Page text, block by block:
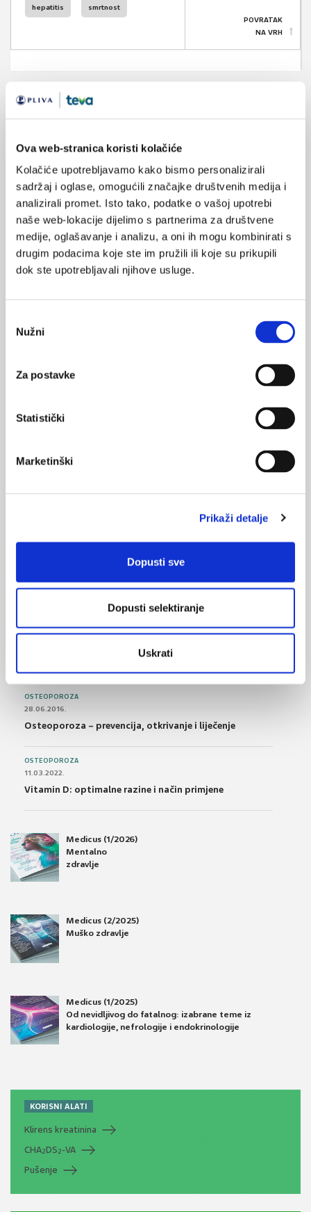
Ova web-stranica koristi kolačiće
Kolačiće upotrebljavamo kako bismo personalizirali
sadržaj i oglase, omogućili značajke društvenih medija i
analizirali promet. Isto tako, podatke o vašoj upotrebi
naše web-lokacije dijelimo s partnerima za društvene
medije, oglašavanje i analizu, a oni ih mogu kombinirati s
drugim podacima koje ste im pružili ili koje su prikupili
dok ste upotrebljavali njihove usluge.
pristanka
Nužni
Za postavke
Statistički
Marketinški
Prikaži detalje
Dopusti sve
Dopusti selektiranje
Uskrati
hepatitis smrtnost
POVRATAK
NA VRH
14.04.2024.
SZO upozorava na virusne hepatitise koji svaki dan
odnose 3500 života
Europski tjedan testiranja na HIV, virusne hepatitise
od 21. do 28. 11. 2022.
NAJPOPULARNIJE
Bolna leđa - medicinske vježbe (nove smjernice)
Nesteroidni antireumatici i gastrointestinalna
POREMEĆAJI PROBAVE
OSTEOPOROZA
28.06.2016.
Osteoporoza – prevencija, otkrivanje i liječenje
OSTEOPOROZA
11.03.2022.
Vitamin D: optimalne razine i način primjene
Medicus (1/2026)
Mentalno
zdravlje
Medicus (2/2025)
Muško zdravlje
Medicus (1/2025)
Od nevidljivog do fatalnog: izabrane teme iz
kardiologije, nefrologije i endokrinologije
KORISNI ALATI
Klirens kreatinina
CHA2DS2-VA
Pušenje